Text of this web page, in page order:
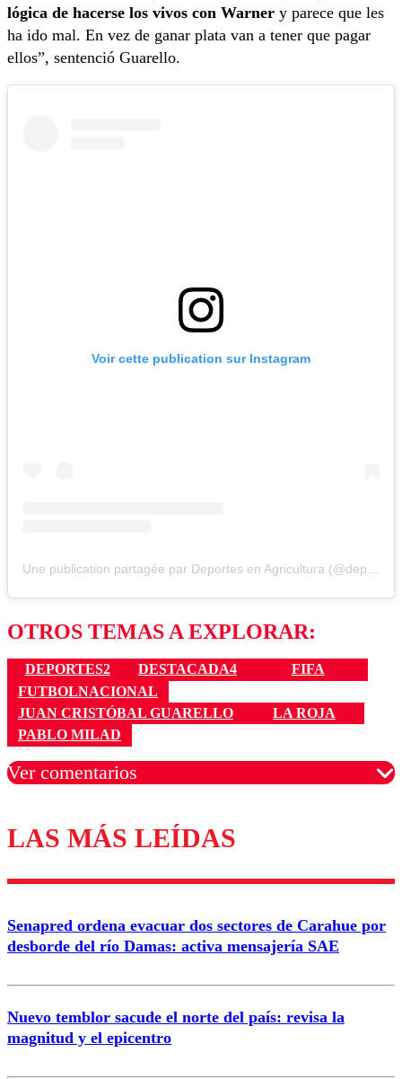
lógica de hacerse los vivos con Warner y parece que les
ha ido mal. En vez de ganar plata van a tener que pagar
ellos”, sentenció Guarello.
Voir cette publication sur Instagram
OTROS TEMAS A EXPLORAR:
DEPORTES2 DESTACADA4
FIFA
FUTBOLNACIONAL
JUAN CRISTÓBAL GUARELLO
LA ROJA
PABLO MILAD
Ver comentarios
Los comentarios son moderados para garantizar un
diálogo respetuoso.
Nombre
Correo
LAS MÁS LEÍDAS
Senapred ordena evacuar dos sectores de Carahue por
desborde del río Damas: activa mensajería SAE
Nuevo temblor sacude el norte del país: revisa la
magnitud y el epicentro